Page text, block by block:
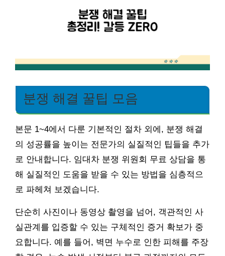
분쟁 해결 꿀팁 모음
본문 1~4에서 다룬 기본적인 절차 외에, 분쟁 해결
의 성공률을 높이는 전문가의 실질적인 팁들을 추가
로 안내합니다. 임대차 분쟁 위원회 무료 상담을 통
해 실질적인 도움을 받을 수 있는 방법을 심층적으
로 파헤쳐 보겠습니다.
단순히 사진이나 동영상 촬영을 넘어, 객관적인 사
실관계를 입증할 수 있는 구체적인 증거 확보가 중
요합니다. 예를 들어, 벽면 누수로 인한 피해를 주장